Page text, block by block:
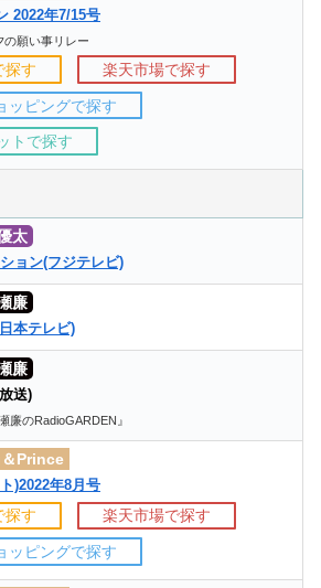
2022年7/15号
の願い事リレー
探す 楽天市場で探す
ッピングで探す
トで探す
太
ョン(フジテレビ)
廉
本テレビ)
廉
送)
廉のRadioGARDEN』
Prince
)2022年8月号
探す 楽天市場で探す
ッピングで探す